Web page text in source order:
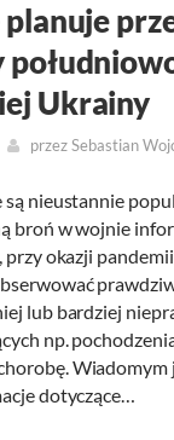
Ukrainy
przezSebastian
są nieustannie
broń w wojnie
przy okazji
lub bardziej
np.
Wiadomym
dotyczące…